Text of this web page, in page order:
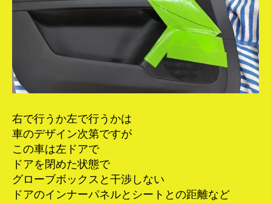
右で行うか左で行うかは
車のデザイン次第ですが
この車は左ドアで
ドアを閉めた状態で
グローブボックスと干渉しない
ドアのインナーパネルとシートとの距離など